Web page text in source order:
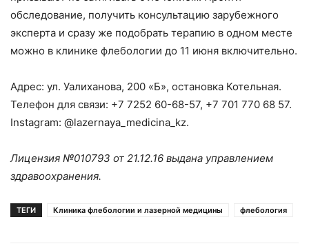
обследование, получить консультацию зарубежного
эксперта и сразу же подобрать терапию в одном месте
можно в клинике флебологии до 11 июня включительно.
Адрес: ул. Уалиханова, 200 «Б», остановка Котельная.
Телефон для связи: +7 7252 60-68-57, +7 701 770 68 57.
Instagram: @lazernaya_medicina_kz.
Лицензия №010793 от 21.12.16 выдана управлением
здравоохранения.
ТЕГИ Клиника флебологии и лазерной медицины флебология